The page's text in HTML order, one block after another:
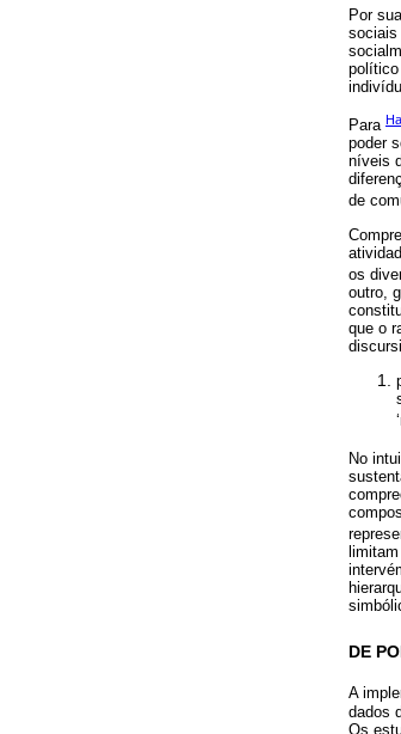
Por
sociais
político
Para
poder
níveis
de
os
outro,
que o
No
DE
A
dados
Os